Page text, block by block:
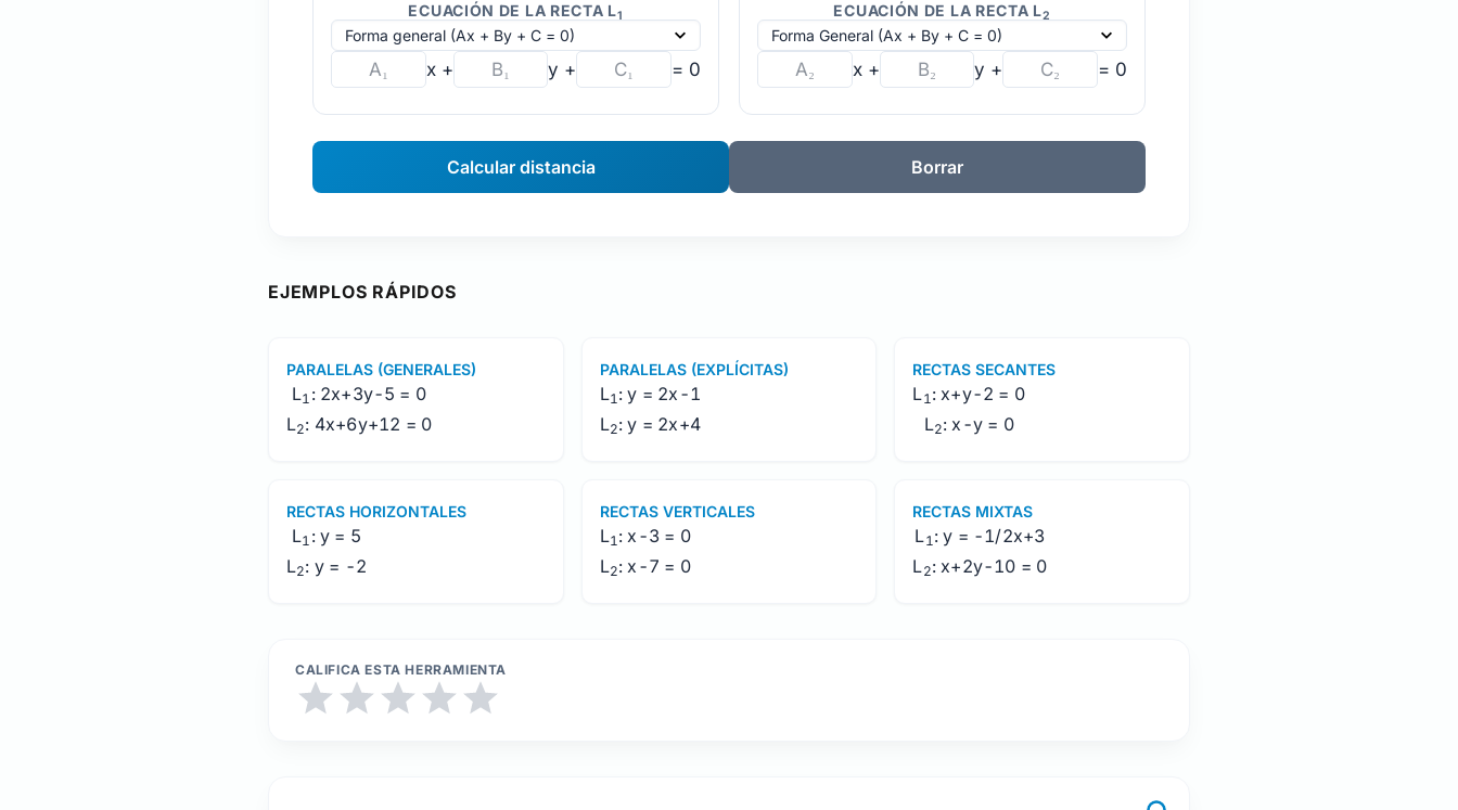
ECUACIÓN DE LA RECTA L1
x + y + = 0
ECUACIÓN DE LA RECTA L2
x + y + = 0
Calcular distancia Borrar
EJEMPLOS RÁPIDOS
PARALELAS (GENERALES)
L1 : 2x+3y-5 = 0
L2: 4x+6y+12 = 0
PARALELAS (EXPLÍCITAS)
L1: y = 2x-1
L2: y = 2x+4
RECTAS SECANTES
L1: x+y-2 = 0
L2: x-y = 0
RECTAS HORIZONTALES
L1 : y = 5
L2: y = -2
RECTAS VERTICALES
L1: x-3 = 0
L2: x-7 = 0
RECTAS MIXTAS
L1: y = -1/2x+3
L2: x+2y-10 = 0
CALIFICA ESTA HERRAMIENTA